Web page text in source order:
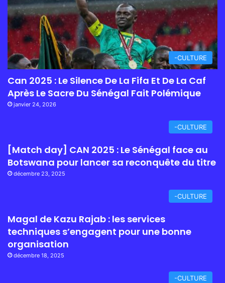
-CULTURE
Can 2025 : Le Silence De La Fifa Et De La Caf
Après Le Sacre Du Sénégal Fait Polémique
janvier 24, 2026
-CULTURE
[Match day] CAN 2025 : Le Sénégal face au
Botswana pour lancer sa reconquête du titre
décembre 23, 2025
-CULTURE
Magal de Kazu Rajab : les services
techniques s’engagent pour une bonne
organisation
décembre 18, 2025
-CULTURE